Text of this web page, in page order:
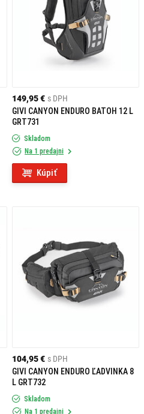
149,95 € s DPH
GIVI CANYON ENDURO BATOH 12 L
GRT731
Skladom
Na 1 predajni
Kúpiť
104,95 € s DPH
GIVI CANYON ENDURO ĽADVINKA 8
L GRT732
Skladom
Na 1 predajni